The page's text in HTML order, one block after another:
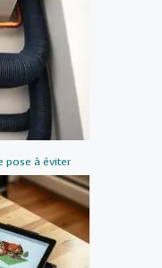
pose à éviter